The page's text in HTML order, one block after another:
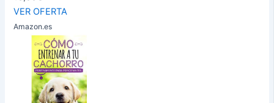
VER OFERTA
Amazon.es